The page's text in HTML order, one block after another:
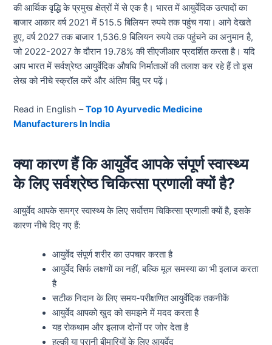
की आर्थिक वृद्धि के प्रमुख क्षेत्रों में से एक है। भारत में आयुर्वेदिक उत्पादों का
बाजार आकार वर्ष 2021 में 515.5 बिलियन रुपये तक पहुंच गया। आगे देखते
हुए, वर्ष 2027 तक बाजार 1,536.9 बिलियन रुपये तक पहुंचने का अनुमान है,
जो 2022-2027 के दौरान 19.78% की सीएजीआर प्रदर्शित करता है। यदि
आप भारत में सर्वश्रेष्ठ आयुर्वेदिक औषधि निर्माताओं की तलाश कर रहे हैं तो इस
लेख को नीचे स्क्रॉल करें और अंतिम बिंदु पर पढ़ें।
Read in English –Top 10 Ayurvedic Medicine
Manufacturers In India
क्या कारण हैं कि आयुर्वेद आपके संपूर्ण स्वास्थ्य
के लिए सर्वश्रेष्ठ चिकित्सा प्रणाली क्यों है?
आयुर्वेद आपके समग्र स्वास्थ्य के लिए सर्वोत्तम चिकित्सा प्रणाली क्यों है, इसके
कारण नीचे दिए गए हैं:
आयुर्वेद संपूर्ण शरीर का उपचार करता है
आयुर्वेद सिर्फ लक्षणों का नहीं, बल्कि मूल समस्या का भी इलाज करता
है
सटीक निदान के लिए समय-परीक्षणित आयुर्वेदिक तकनीकें
आयुर्वेद आपको खुद को समझने में मदद करता है
यह रोकथाम और इलाज दोनों पर जोर देता है
हल्की या पुरानी बीमारियों के लिए आयुर्वेद